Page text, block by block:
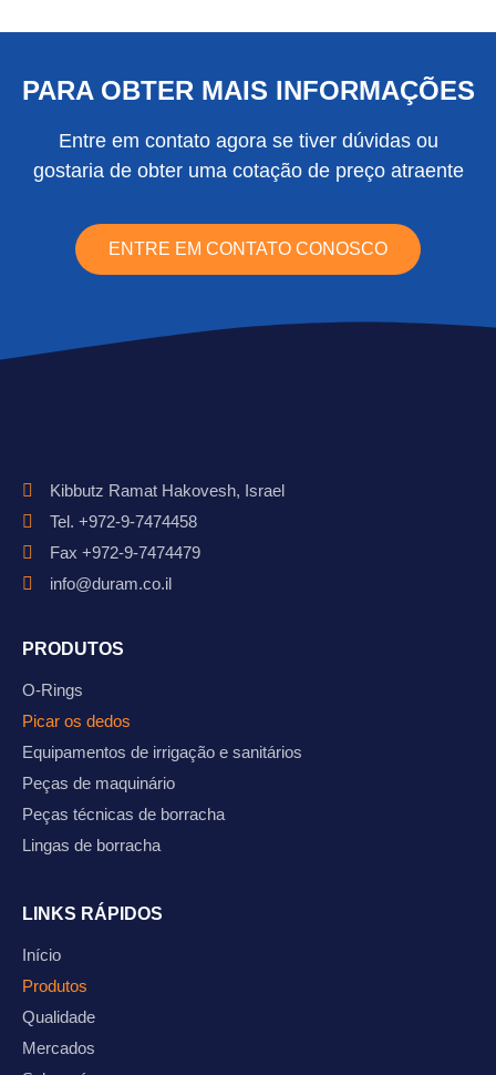
PARA OBTER MAIS INFORMAÇÕES
Entre em contato agora se tiver dúvidas ou
gostaria de obter uma cotação de preço atraente
ENTRE EM CONTATO CONOSCO
Kibbutz Ramat Hakovesh, Israel
Tel. +972-9-7474458
Fax +972-9-7474479
info@duram.co.il
PRODUTOS
O-Rings
Picar os dedos
Equipamentos de irrigação e sanitários
Peças de maquinário
Peças técnicas de borracha
Lingas de borracha
LINKS RÁPIDOS
Início
Produtos
Qualidade
Mercados